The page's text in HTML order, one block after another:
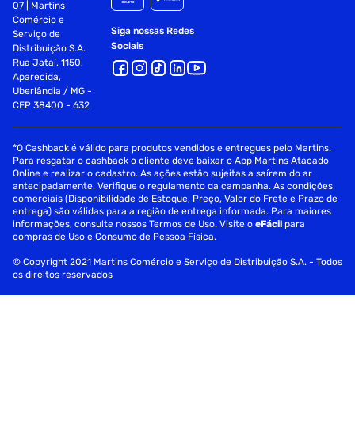
07 | Martins
Comércio e
Serviço de
Distribuição S.A.
Rua Jataí, 1150,
Aparecida,
Uberlândia / MG -
CEP 38400 - 632
Siga nossas Redes
Sociais
*O Cashback é válido para produtos vendidos e entregues pelo Martins.
Para resgatar o cashback o cliente deve baixar o App Martins Atacado
Online e realizar o cadastro. As ações estão sujeitas a saírem do ar
antecipadamente. Verifique o regulamento da campanha. As condições
comerciais (Disponibilidade de Estoque, Preço, Valor do Frete e Prazo de
entrega) são válidas para a região de entrega informada. Para maiores
informações, consulte nossos Termos de Uso. Visite oeFácil para
compras de Uso e Consumo de Pessoa Física.
© Copyright 2021 Martins Comércio e Serviço de Distribuição S.A. - Todos
os direitos reservados